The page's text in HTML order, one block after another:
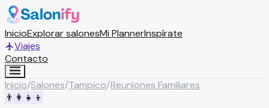
InicioExplorar salonesMi PlannerInspírate
Viajes
Contacto
Inicio/Salones/Tampico/Reuniones Familiares
👨‍👩‍👧‍👦